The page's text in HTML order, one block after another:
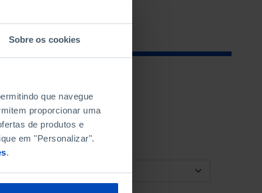
Sobre os cookies
que navegue
proporcionar uma
de produtos e
em "Personalizar".
.
ORDENAR POR